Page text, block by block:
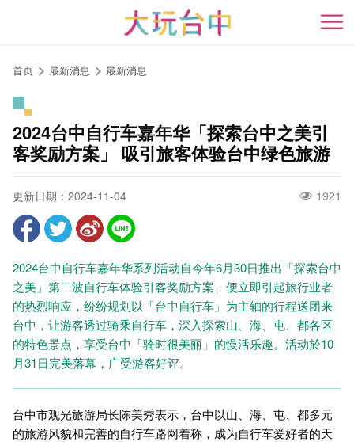
开
首页 最新消息 最新消息
2024台中自行车嘉年华「探索台中之美引
客奖励方案」 吸引旅客体验台中绿色旅游
更新日期：2024-11-04 1921
2024台中自行车嘉年华系列活动自今年6月30日推出「探索台中
之美」第二波自行车体验引客奖励方案，便立即引起旅行业者
的热烈响应，纷纷规划以「台中自行车」为主轴的行程送团来
台中，让游客透过骑乘自行车，深入探索山、海、屯、都各区
的特色景点，享受台中「骑时很美丽」的慢活乐趣。活动於10
月31日完美落幕，广受游客好评。
台中市观光旅游局长陈美秀表示，台中以山、海、屯、都多元
的旅游风貌和完善的自行车路网着称，成为自行车爱好者的天